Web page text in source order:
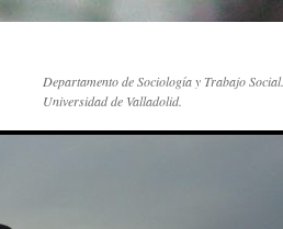
Departamento de Sociología y Trabajo Social.
Universidad de Valladolid.